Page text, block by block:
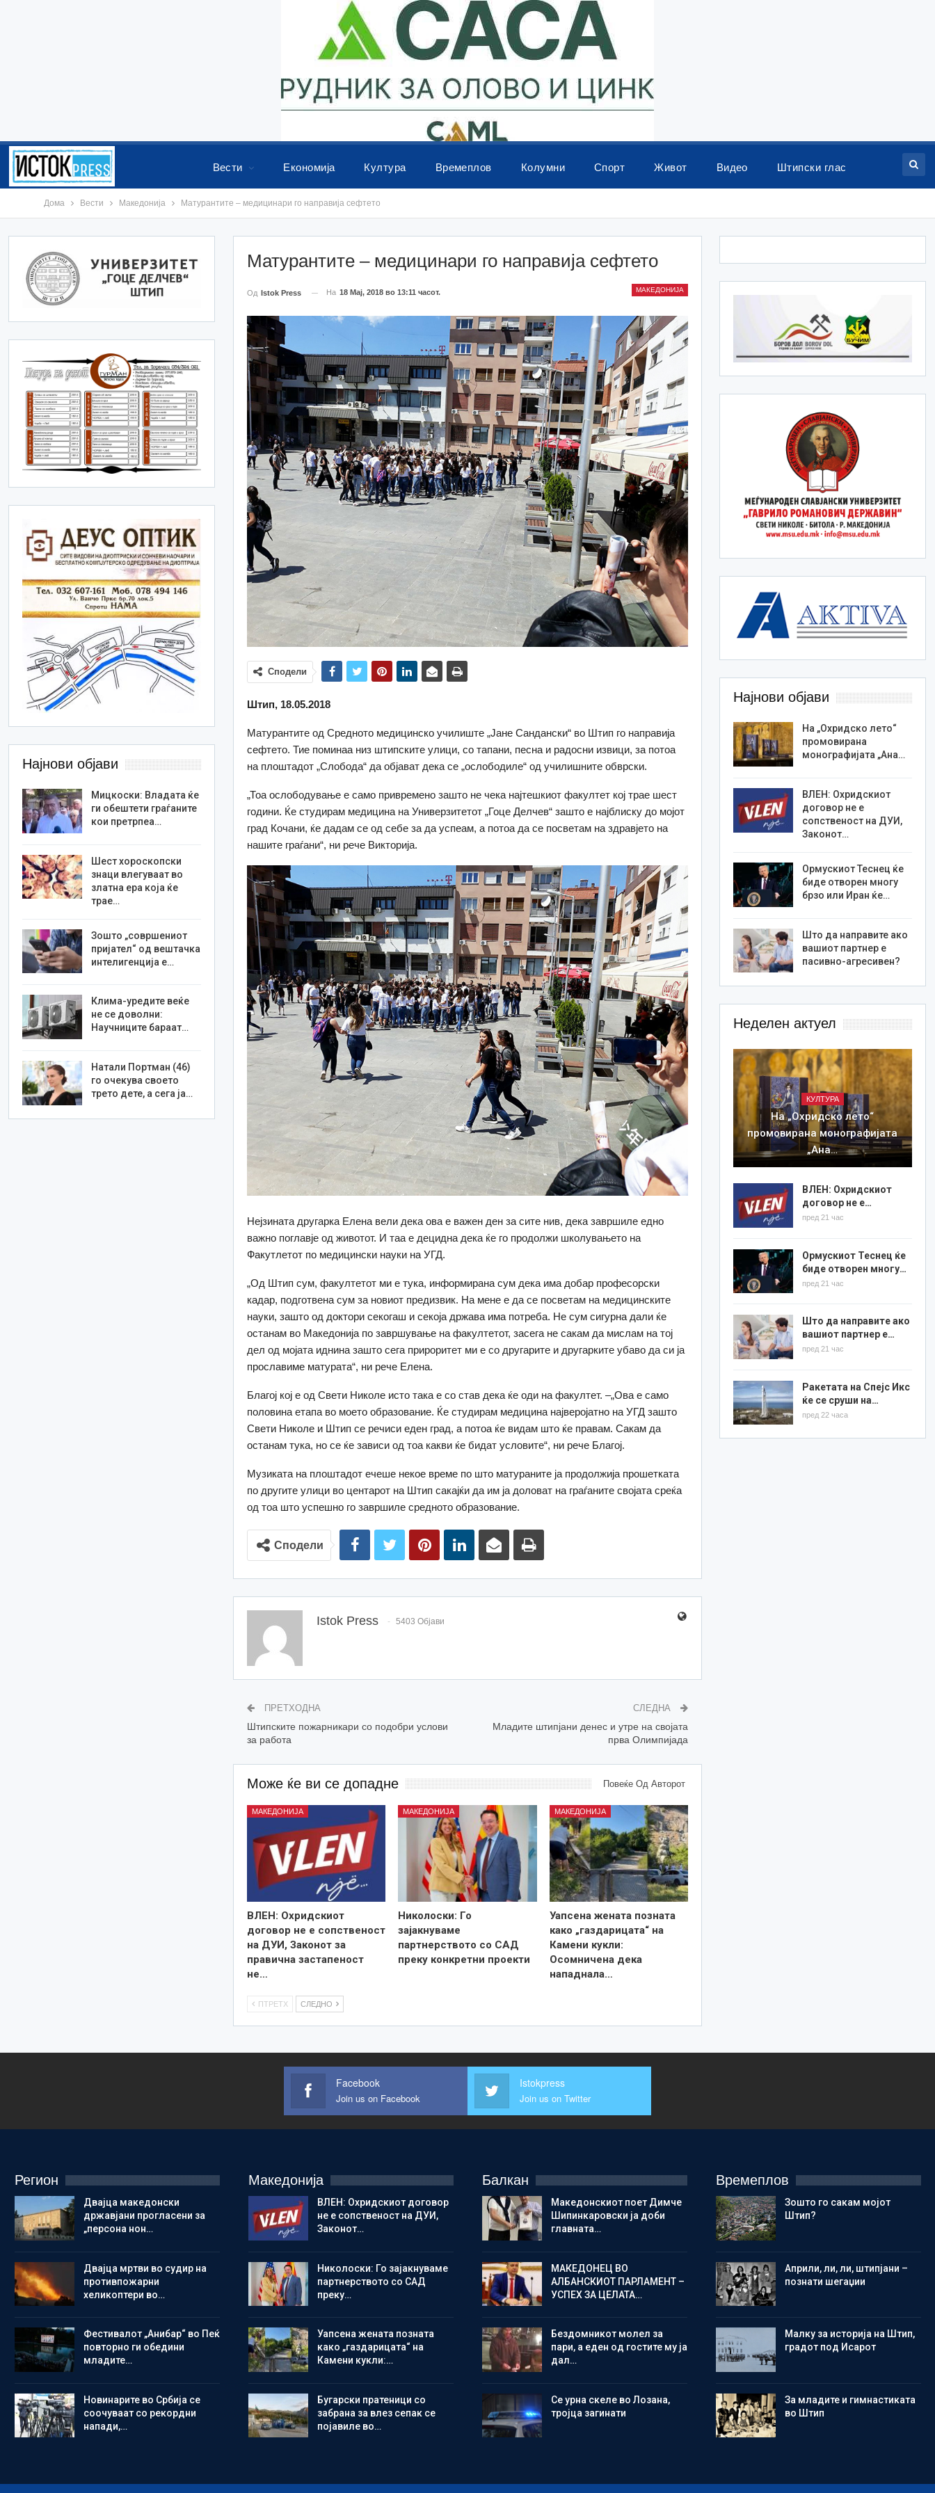
Вести Економија Култура Времеплов Колумни Спорт Живот Видео Штипски глас
Дома Вести Македонија Матурантите – медицинари го направија сефтето
Матурантите – медицинари го направија сефтето
МАКЕДОНИЈА
Од Istok Press На 18 Мај, 2018 во 13:11 часот.
Сподели
Штип, 18.05.2018
Матурантите од Средното медицинско училиште „Јане Сандански“ во Штип го направија
сефтето. Тие поминаа низ штипските улици, со тапани, песна и радосни извици, за потоа
на плоштадот „Слобода“ да објават дека се „ослободиле“ од училишните обврски.
„Тоа ослободување е само привремено зашто не чека најтешкиот факултет кој трае шест
години. Ќе студирам медицина на Универзитетот „Гоце Делчев“ зашто е најблиску до мојот
град Кочани, ќе дадам се од себе за да успеам, а потоа да се посветам на здравјето на
нашите граѓани“, ни рече Викторија.
Нејзината другарка Елена вели дека ова е важен ден за сите нив, дека завршиле едно
важно поглавје од животот. И таа е децидна дека ќе го продолжи школувањето на
Факутлетот по медицински науки на УГД.
„Од Штип сум, факултетот ми е тука, информирана сум дека има добар професорски
кадар, подготвена сум за новиот предизвик. На мене е да се посветам на медицинските
науки, зашто од доктори секогаш и секоја држава има потреба. Не сум сигурна дали ќе
останам во Македонија по завршување на факултетот, засега не сакам да мислам на тој
дел од мојата иднина зашто сега прироритет ми е со другарите и другарките убаво да си ја
прославиме матурата“, ни рече Елена.
Благој кој е од Свети Николе исто така е со став дека ќе оди на факултет. –„Ова е само
половина етапа во моето образование. Ќе студирам медицина најверојатно на УГД зашто
Свети Николе и Штип се речиси еден град, а потоа ќе видам што ќе правам. Сакам да
останам тука, но се ќе зависи од тоа какви ќе бидат условите“, ни рече Благој.
Музиката на плоштадот ечеше некое време по што матураните ја продолжија прошетката
по другите улици во центарот на Штип сакајќи да им ја доловат на граѓаните својата среќа
од тоа што успешно го завршиле средното образование.
Сподели
Istok Press 5403 Објави
ПРЕТХОДНА
Штипските пожарникари со подобри услови
за работа
СЛЕДНА
Младите штипјани денес и утре на својата
прва Олимпијада
Може ќе ви се допадне Повеќе Од Авторот
МАКЕДОНИЈА
ВЛЕН: Охридскиот
договор не е сопственост
на ДУИ, Законот за
правична застапеност
не…
МАКЕДОНИЈА
Николоски: Го
зајакнуваме
партнерството со САД
преку конкретни проекти
МАКЕДОНИЈА
Уапсена жената позната
како „газдарицата“ на
Камени кукли:
Осомничена дека
нападнала…
ПТРЕТХ СЛЕДНО
Најнови објави
На „Охридско лето“
промовирана
монографијата „Ана…
ВЛЕН: Охридскиот
договор не е
сопственост на ДУИ,
Законот…
Ормускиот Теснец ќе
биде отворен многу
брзо или Иран ќе…
Што да направите ако
вашиот партнер е
пасивно-агресивен?
Неделен актуел
КУЛТУРА
На „Охридско лето“
промовирана монографијата
„Ана…
ВЛЕН: Охридскиот
договор не е…
пред 21 час
Ормускиот Теснец ќе
биде отворен многу…
пред 21 час
Што да направите ако
вашиот партнер е…
пред 21 час
Ракетата на Спејс Икс
ќе се сруши на…
пред 22 часа
Најнови објави
Мицкоски: Владата ќе
ги обештети граѓаните
кои претрпеа…
Шест хороскопски
знаци влегуваат во
златна ера која ќе
трае…
Зошто „совршениот
пријател“ од вештачка
интелигенција е…
Клима-уредите веќе
не се доволни:
Научниците бараат…
Натали Портман (46)
го очекува своето
трето дете, а сега ја…
Facebook
Join us on Facebook
Istokpress
Join us on Twitter
Регион
Двајца македонски
државјани прогласени за
„персона нон…
Двајца мртви во судир на
противпожарни
хеликоптери во…
Фестивалот „Анибар“ во Пеќ
повторно ги обедини
младите…
Новинарите во Србија се
соочуваат со рекордни
напади,…
Македонија
ВЛЕН: Охридскиот договор
не е сопственост на ДУИ,
Законот…
Николоски: Го зајакнуваме
партнерството со САД
преку…
Уапсена жената позната
како „газдарицата“ на
Камени кукли:…
Бугарски пратеници со
забрана за влез сепак се
појавиле во…
Балкан
Македонскиот поет Димче
Шипинкаровски ја доби
главната…
МАКЕДОНЕЦ ВО
АЛБАНСКИОТ ПАРЛАМЕНТ –
УСПЕХ ЗА ЦЕЛАТА…
Бездомникот молел за
пари, а еден од гостите му ја
дал…
Се урна скеле во Лозана,
тројца загинати
Времеплов
Зошто го сакам мојот
Штип?
Aприли, ли, ли, штипјани –
познати шегаџии
Малку за историја на Штип,
градот под Исарот
Зa младите и гимнастиката
во Штип